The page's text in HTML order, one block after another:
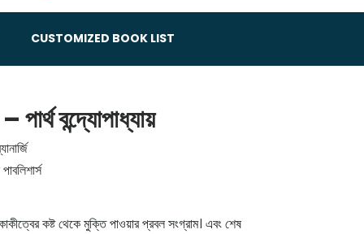
CUSTOMIZED BOOK LIST
বন্দ্যোপাধ্যায়
কষ্ট থেকে মুক্তি পাওয়ার প্রবল সংগ্রাম। এবং শেষ